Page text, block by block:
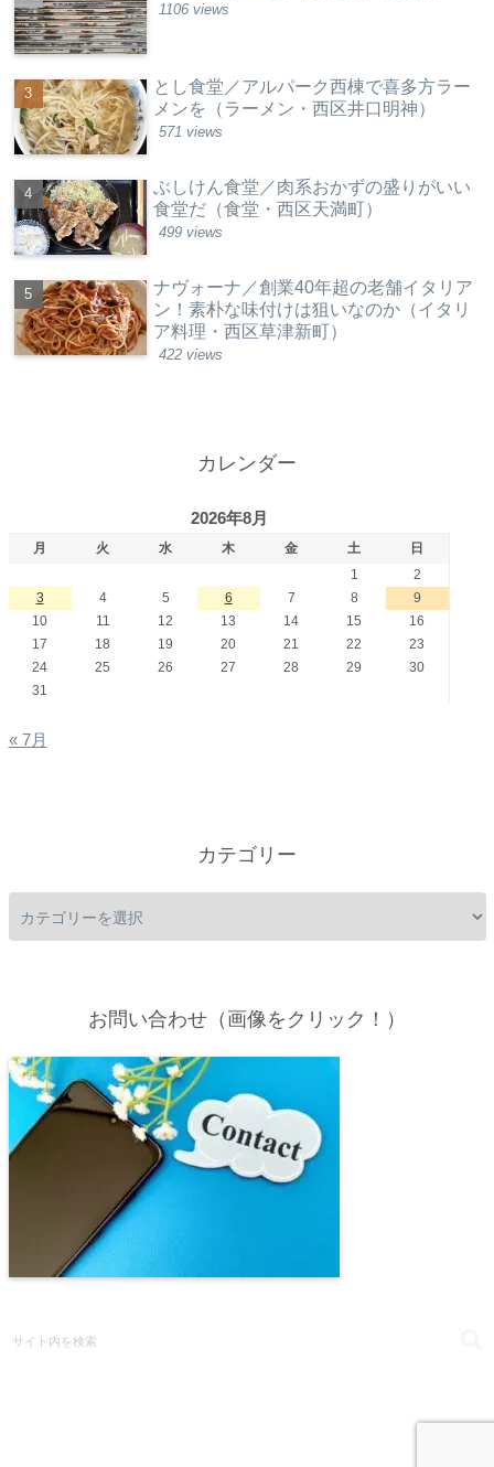
1106 views
とし食堂／アルパーク西棟で喜多方ラー
メンを（ラーメン・西区井口明神）
571 views
ぶしけん食堂／肉系おかずの盛りがいい
食堂だ（食堂・西区天満町）
499 views
ナヴォーナ／創業40年超の老舗イタリア
ン！素朴な味付けは狙いなのか（イタリ
ア料理・西区草津新町）
422 views
カレンダー
2026年8月
月 火 水 木 金 土
日
1
2
3
4 5 6 7 8
9
10
11 12 13 14 15
16
17
18 19 20 21 22
23
24
25 26 27 28 29
30
31
« 7月
カテゴリー
お問い合わせ（画像をクリック！）